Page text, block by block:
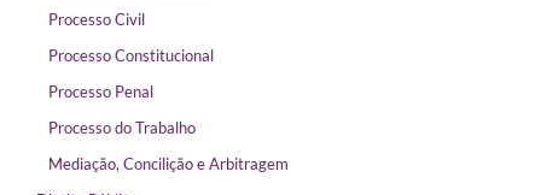
Processo Civil
Processo Constitucional
Processo Penal
Processo do Trabalho
Mediação, Concilição e Arbitragem